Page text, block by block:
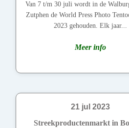
Van 7 t/m 30 juli wordt in de
Zutphen de World Press Photo
2023 gehouden. Elk jaar...
Meer info
21 jul 2023
Streekproductenmarkt in